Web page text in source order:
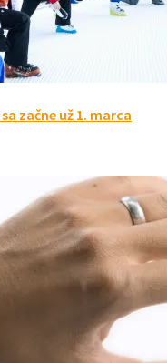
začne už 1. marca